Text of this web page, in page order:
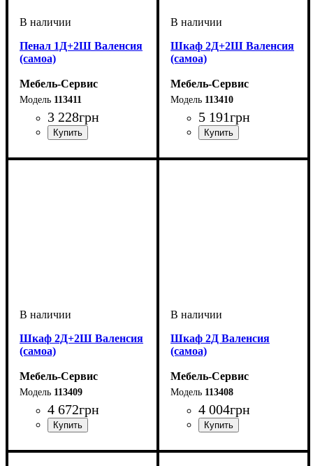
Пенал 1Д+2Ш Валенсия
(самоа)
Мебель-Сервис
113411
3 228грн
Шкаф 2Д+2Ш Валенсия
(самоа)
Мебель-Сервис
113410
5 191грн
Шкаф 2Д+2Ш Валенсия
(самоа)
Мебель-Сервис
113409
4 672грн
Шкаф 2Д Валенсия
(самоа)
Мебель-Сервис
113408
4 004грн